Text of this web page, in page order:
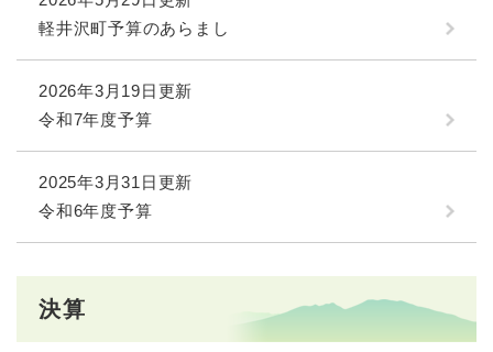
軽井沢町予算のあらまし
2026年3月19日更新
令和7年度予算
2025年3月31日更新
令和6年度予算
決算